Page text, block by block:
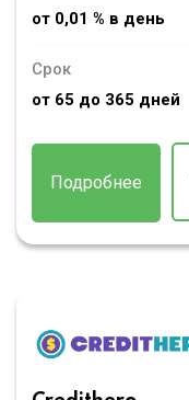
от 0,01 % в день
Срок
от 65 до 365 дней
Подробнее